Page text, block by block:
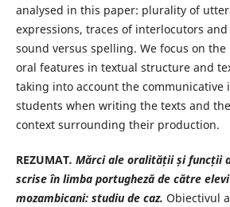
analysed in this paper: plurality of
expressions, traces of interlocutors
sound versus spelling. We focus on
oral features in textual structure and
taking into account the communicative
students when writing the texts and
context surrounding their production.
REZUMAT. Mărci ale oralității și funcții
scrise în limba portugheză de către
mozambicani: studiu de caz. Obiectivul